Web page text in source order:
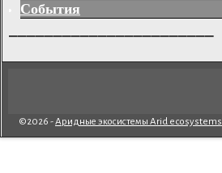
События
©2026 -Аридные экосистемы Arid ecosystems